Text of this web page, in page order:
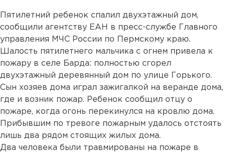
Пятилетний ребенок спалил двухэтажный дом,
сообщили агентству ЕАН в пресс-службе Главного
управления МЧС России по Пермскому краю.
Шалость пятилетнего мальчика с огнем привела к
пожару в селе Барда: полностью сгорел
двухэтажный деревянный дом по улице Горького.
Сын хозяев дома играл зажигалкой на веранде дома,
где и возник пожар. Ребенок сообщил отцу о
пожаре, когда огонь перекинулся на кровлю дома.
Прибывшим по тревоге пожарным удалось отстоять
лишь два рядом стоящих жилых дома.
Два человека были травмированы на пожаре в